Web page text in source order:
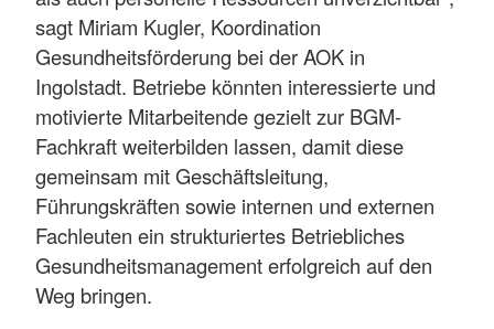
sagt Miriam Kugler, Koordination
Gesundheitsförderung bei der AOK in
Ingolstadt. Betriebe könnten interessierte und
motivierte Mitarbeitende gezielt zur BGM-
Fachkraft weiterbilden lassen, damit diese
gemeinsam mit Geschäftsleitung,
Führungskräften sowie internen und externen
Fachleuten ein strukturiertes Betriebliches
Gesundheitsmanagement erfolgreich auf den
Weg bringen.